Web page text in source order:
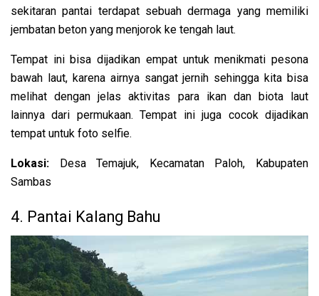
sekitaran pantai terdapat sebuah dermaga yang memiliki
jembatan beton yang menjorok ke tengah laut.
Tempat ini bisa dijadikan empat untuk menikmati pesona
bawah laut, karena airnya sangat jernih sehingga kita bisa
melihat dengan jelas aktivitas para ikan dan biota laut
lainnya dari permukaan. Tempat ini juga cocok dijadikan
tempat untuk foto selfie.
Lokasi: Desa Temajuk, Kecamatan Paloh, Kabupaten
Sambas
4. Pantai Kalang Bahu